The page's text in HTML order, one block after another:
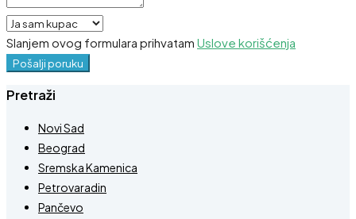
Slanjem ovog formulara prihvatam Uslove korišćenja
Pošalji poruku
Pretraži
Novi Sad
Beograd
Sremska Kamenica
Petrovaradin
Pančevo